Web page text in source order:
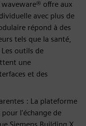
offre aux
avec plus de
répond à des
tels que la santé,
outils de
une
et des
: La plateforme
l'échange de